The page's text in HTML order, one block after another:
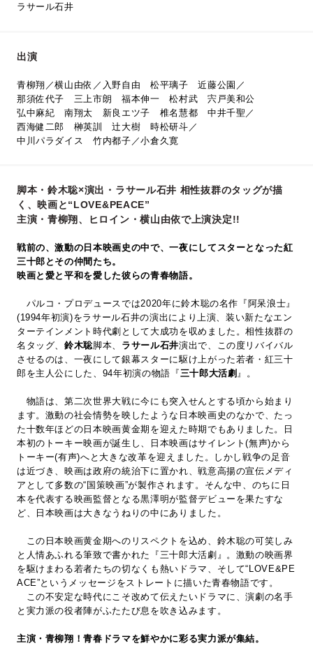
ラサール石井
出演
青柳翔／横山由依／入野自由 松平璃子 近藤公園／
那須佐代子 三上市朗 福本伸一 松村武 宍戸美和公
弘中麻紀 南翔太 新良エツ子 椎名慧都 中井千聖／
西海健二郎 榊英訓 辻󠄀大樹 時松研斗／
中川パラダイス 竹内都子／小倉久寛
脚本・鈴木聡×演出・ラサール石井 相性抜群のタッグが描
く、映画と“LOVE&PEACE”
主演・青柳翔、ヒロイン・横山由依で上演決定!!
戦前の、激動の日本映画史の中で、一夜にしてスターとなった紅
三十郎とその仲間たち。
映画と愛と平和を愛した彼らの青春物語。
パルコ・プロデュースでは2020年に鈴木聡の名作『阿呆浪士』
(1994年初演)をラサール石井の演出により上演、装い新たなエン
ターテインメント時代劇として大成功を収めました。相性抜群の
名タッグ、鈴木聡脚本、 ラサール石井演出で、この度リバイバル
させるのは、一夜にして銀幕スターに駆け上がった若者・紅三十
郎を主人公にした、94年初演の物語『三十郎大活劇 』。
物語は、第二次世界大戦に今にも突入せんとする頃から始まり
ます。激動の社会情勢を映したような日本映画史のなかで、たっ
た十数年ほどの日本映画黄金期を迎えた時期でもありました。日
本初のトーキー映画が誕生し、日本映画はサイレント(無声)から
トーキー(有声)へと大きな改革を迎えました。しかし戦争の足音
は近づき、映画は政府の統治下に置かれ、戦意高揚の宣伝メディ
アとして多数の“国策映画”が製作されます。そんな中、のちに日
本を代表する映画監督となる黒澤明が監督デビューを果たすな
ど、日本映画は大きなうねりの中にありました。
この日本映画黄金期へのリスペクトを込め、鈴木聡の可笑しみ
と人情あふれる筆致で書かれた『三十郎大活劇』。激動の映画界
を駆けまわる若者たちの切なくも熱いドラマ、そして“LOVE&PE
ACE”というメッセージをストレートに描いた青春物語です。
この不安定な時代にこそ改めて伝えたいドラマに、演劇の名手
と実力派の役者陣がふたたび息を吹き込みます。
主演・青柳翔！青春ドラマを鮮やかに彩る実力派が集結。